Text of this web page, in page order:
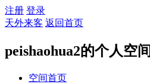
注册 登录
天外来客 返回首页
peishaohua2的个人空间
空间首页